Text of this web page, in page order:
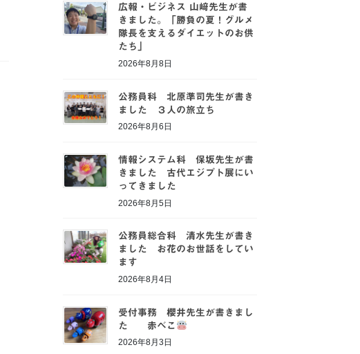
広報・ビジネス 山﨑先生が書
きました。「勝負の夏！グルメ
隊長を支えるダイエットのお供
たち」
2026年8月8日
公務員科 北原準司先生が書き
ました ３人の旅立ち
2026年8月6日
情報システム科 保坂先生が書
きました 古代エジプト展にい
ってきました
2026年8月5日
公務員総合科 清水先生が書き
ました お花のお世話をしてい
ます
2026年8月4日
受付事務 櫻井先生が書きまし
た 赤べこ
2026年8月3日